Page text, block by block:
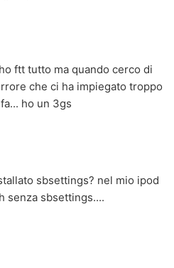
ftt tutto ma quando cerco di
che ci ha impiegato troppo
ho un 3gs
sbsettings? nel mio ipod
senza sbsettings....